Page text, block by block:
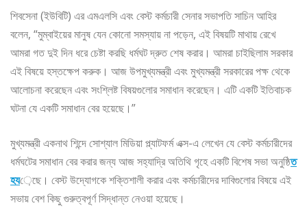
শিবসেনা (ইউবিটি) এর এমএলসি এবং বেস্ট কর্মচারী সেনার সভাপতি সাচিন আহির
বলেন, “মুম্বাইয়ের মানুষ যেন কোনো সমস্যায় না পড়েন, এই বিষয়টি মাথায় রেখে
আমরা গত দুই দিন ধরে চেষ্টা করছি ধর্মঘট দ্রুত শেষ করার। আমরা চাইছিলাম সরকার
এই বিষয়ে হস্তক্ষেপ করুক। আজ উপমুখ্যমন্ত্রী এবং মুখ্যমন্ত্রী সরকারের পক্ষ থেকে
আলোচনা করেছেন এবং সংশ্লিষ্ট বিষয়গুলোর সমাধান করেছেন। এটি একটি ইতিবাচক
ঘটনা যে একটি সমাধান বের হয়েছে।”
মুখ্যমন্ত্রী একনাথ শিন্দে সোশ্যাল মিডিয়া প্ল্যাটফর্ম এক্স-এ লেখেন যে বেস্ট কর্মচারীদের
ধর্মঘটের সমাধান বের করার জন্য আজ সহ্যাদ্রি অতিথি গৃহে একটি বিশেষ সভা অনুষ্ঠিত
হয়েছে। বেস্ট উদ্যোগকে শক্তিশালী করার এবং কর্মচারীদের দাবিগুলোর বিষয়ে এই
সভায় বেশ কিছু গুরুত্বপূর্ণ সিদ্ধান্ত নেওয়া হয়েছে।